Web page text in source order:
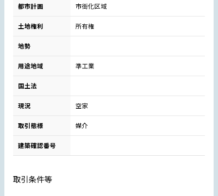
都市計画 市街化区域
土地権利 所有権
地勢
用途地域 準工業
国土法
現況 空家
取引態様 媒介
建築確認番号
取引条件等